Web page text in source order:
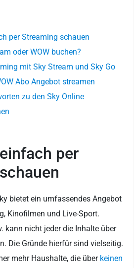
per Streaming schauen
oder WOW buchen?
mit Sky Stream und Sky Go
Abo Angebot streamen
zu den Sky Online
per
bietet ein umfassendes Angebot
Kinofilmen und Live-Sport.
kann nicht jeder die Inhalte über
Die Gründe hierfür sind vielseitig.
mehr Haushalte, die über keinen